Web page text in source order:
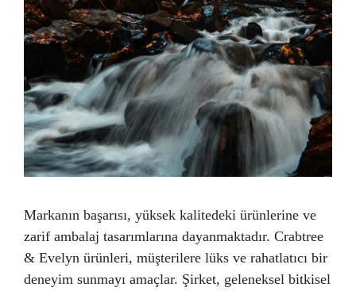
Markanın başarısı, yüksek kalitedeki ürünlerine ve
zarif ambalaj tasarımlarına dayanmaktadır. Crabtree
& Evelyn ürünleri, müşterilere lüks ve rahatlatıcı bir
deneyim sunmayı amaçlar. Şirket, geleneksel bitkisel